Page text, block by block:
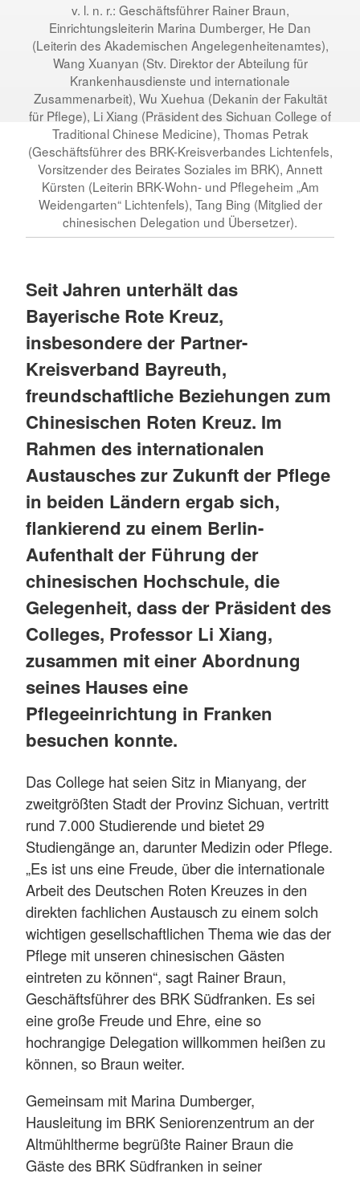
v. l. n. r.: Geschäftsführer Rainer Braun,
Einrichtungsleiterin Marina Dumberger, He Dan
(Leiterin des Akademischen Angelegenheitenamtes),
Wang Xuanyan (Stv. Direktor der Abteilung für
Krankenhausdienste und internationale
Zusammenarbeit), Wu Xuehua (Dekanin der Fakultät
für Pflege), Li Xiang (Präsident des Sichuan College of
Traditional Chinese Medicine), Thomas Petrak
(Geschäftsführer des BRK-Kreisverbandes Lichtenfels,
Vorsitzender des Beirates Soziales im BRK), Annett
Kürsten (Leiterin BRK-Wohn- und Pflegeheim „Am
Weidengarten“ Lichtenfels), Tang Bing (Mitglied der
chinesischen Delegation und Übersetzer).
Seit Jahren unterhält das
Bayerische Rote Kreuz,
insbesondere der Partner-
Kreisverband Bayreuth,
freundschaftliche Beziehungen zum
Chinesischen Roten Kreuz. Im
Rahmen des internationalen
Austausches zur Zukunft der Pflege
in beiden Ländern ergab sich,
flankierend zu einem Berlin-
Aufenthalt der Führung der
chinesischen Hochschule, die
Gelegenheit, dass der Präsident des
Colleges, Professor Li Xiang,
zusammen mit einer Abordnung
seines Hauses eine
Pflegeeinrichtung in Franken
besuchen konnte.
Das College hat seien Sitz in Mianyang, der
zweitgrößten Stadt der Provinz Sichuan, vertritt
rund 7.000 Studierende und bietet 29
Studiengänge an, darunter Medizin oder Pflege.
„Es ist uns eine Freude, über die internationale
Arbeit des Deutschen Roten Kreuzes in den
direkten fachlichen Austausch zu einem solch
wichtigen gesellschaftlichen Thema wie das der
Pflege mit unseren chinesischen Gästen
eintreten zu können“, sagt Rainer Braun,
Geschäftsführer des BRK Südfranken. Es sei
eine große Freude und Ehre, eine so
hochrangige Delegation willkommen heißen zu
können, so Braun weiter.
Gemeinsam mit Marina Dumberger,
Hausleitung im BRK Seniorenzentrum an der
Altmühltherme begrüßte Rainer Braun die
Gäste des BRK Südfranken in seiner